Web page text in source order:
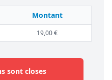
Montant
19,00 €
sont closes